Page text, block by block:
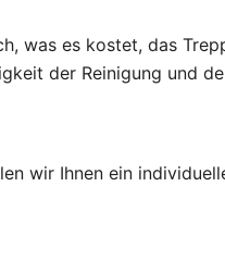
was es kostet, das
der Reinigung und
wir Ihnen ein